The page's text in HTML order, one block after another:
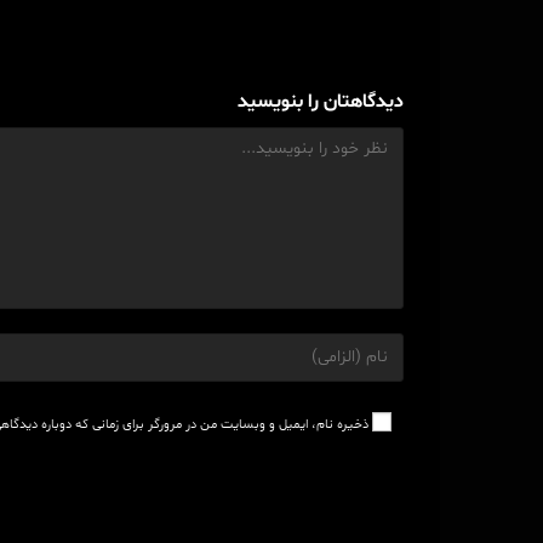
دیدگاهتان را بنویسید
نظرات
ذخیره نام، ایمیل و وبسایت من در مرورگر برای زمانی که دوباره